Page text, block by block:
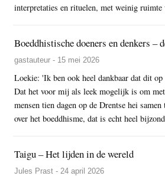
interpretaties en rituelen, met weinig ruimte
Boeddhistische doeners en denkers –
gastauteur - 15 mei 2026
Loekie: 'Ik ben ook heel dankbaar dat dit
Dat het voor mij als leek mogelijk is om
mensen tien dagen op de Drentse hei
over het boeddhisme, dat is echt heel
Taigu – Het lijden in de wereld
Jules Prast - 24 april 2026